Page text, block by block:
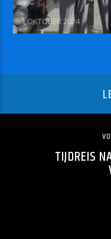
1 OKTOBER 2024
TIJDREIS